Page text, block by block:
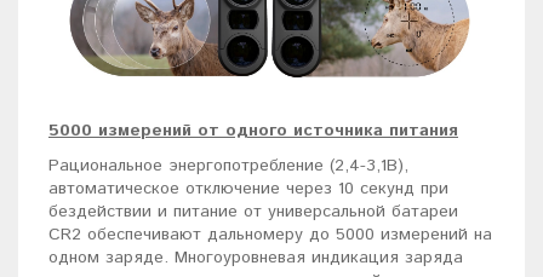
5000 измерений от одного источника питания
Рациональное энергопотребление (2,4-3,1В),
автоматическое отключение через 10 секунд при
бездействии и питание от универсальной батареи
CR2 обеспечивают дальномеру до 5000 измерений на
одном заряде. Многоуровневая индикация заряда